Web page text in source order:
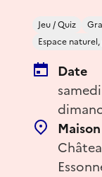
Jeu / Quiz
Espace
Date